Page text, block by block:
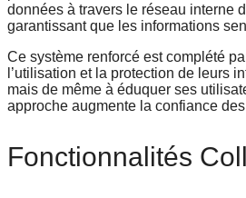
données à travers le réseau interne
garantissant que les informations
Ce système renforcé est complété
l’utilisation et la protection de leurs
mais de même à éduquer ses
approche augmente la confiance
Fonctionnalités